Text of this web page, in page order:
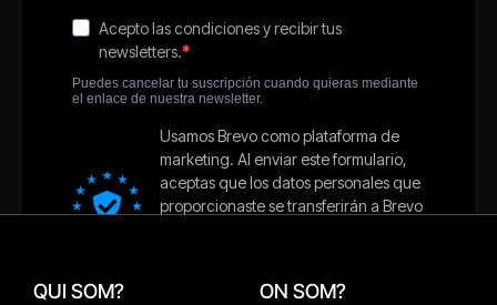
QUI SOM? ON SOM?